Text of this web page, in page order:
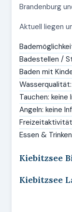
Brandenburg
Aktuell liegen
Badestellen /
Baden mit
Tauchen: keine
Angeln: keine
Essen &
Kiebitzsee
Kiebitzsee